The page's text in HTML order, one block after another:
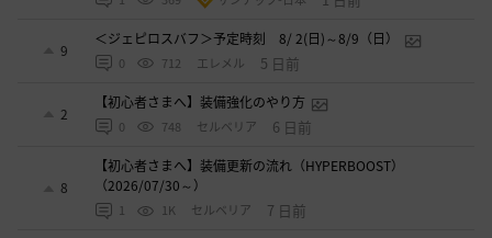
9
＜ジェピロスバフ＞予定時刻 8/ 2(日)～8/9（日）
0 712 エレメル 5 日前
2
【初心者さまへ】装備強化のやり方
0 748 セルベリア 6 日前
8
【初心者さまへ】装備更新の流れ（HYPERBOOST）
（2026/07/30～）
1 1K セルベリア 7 日前